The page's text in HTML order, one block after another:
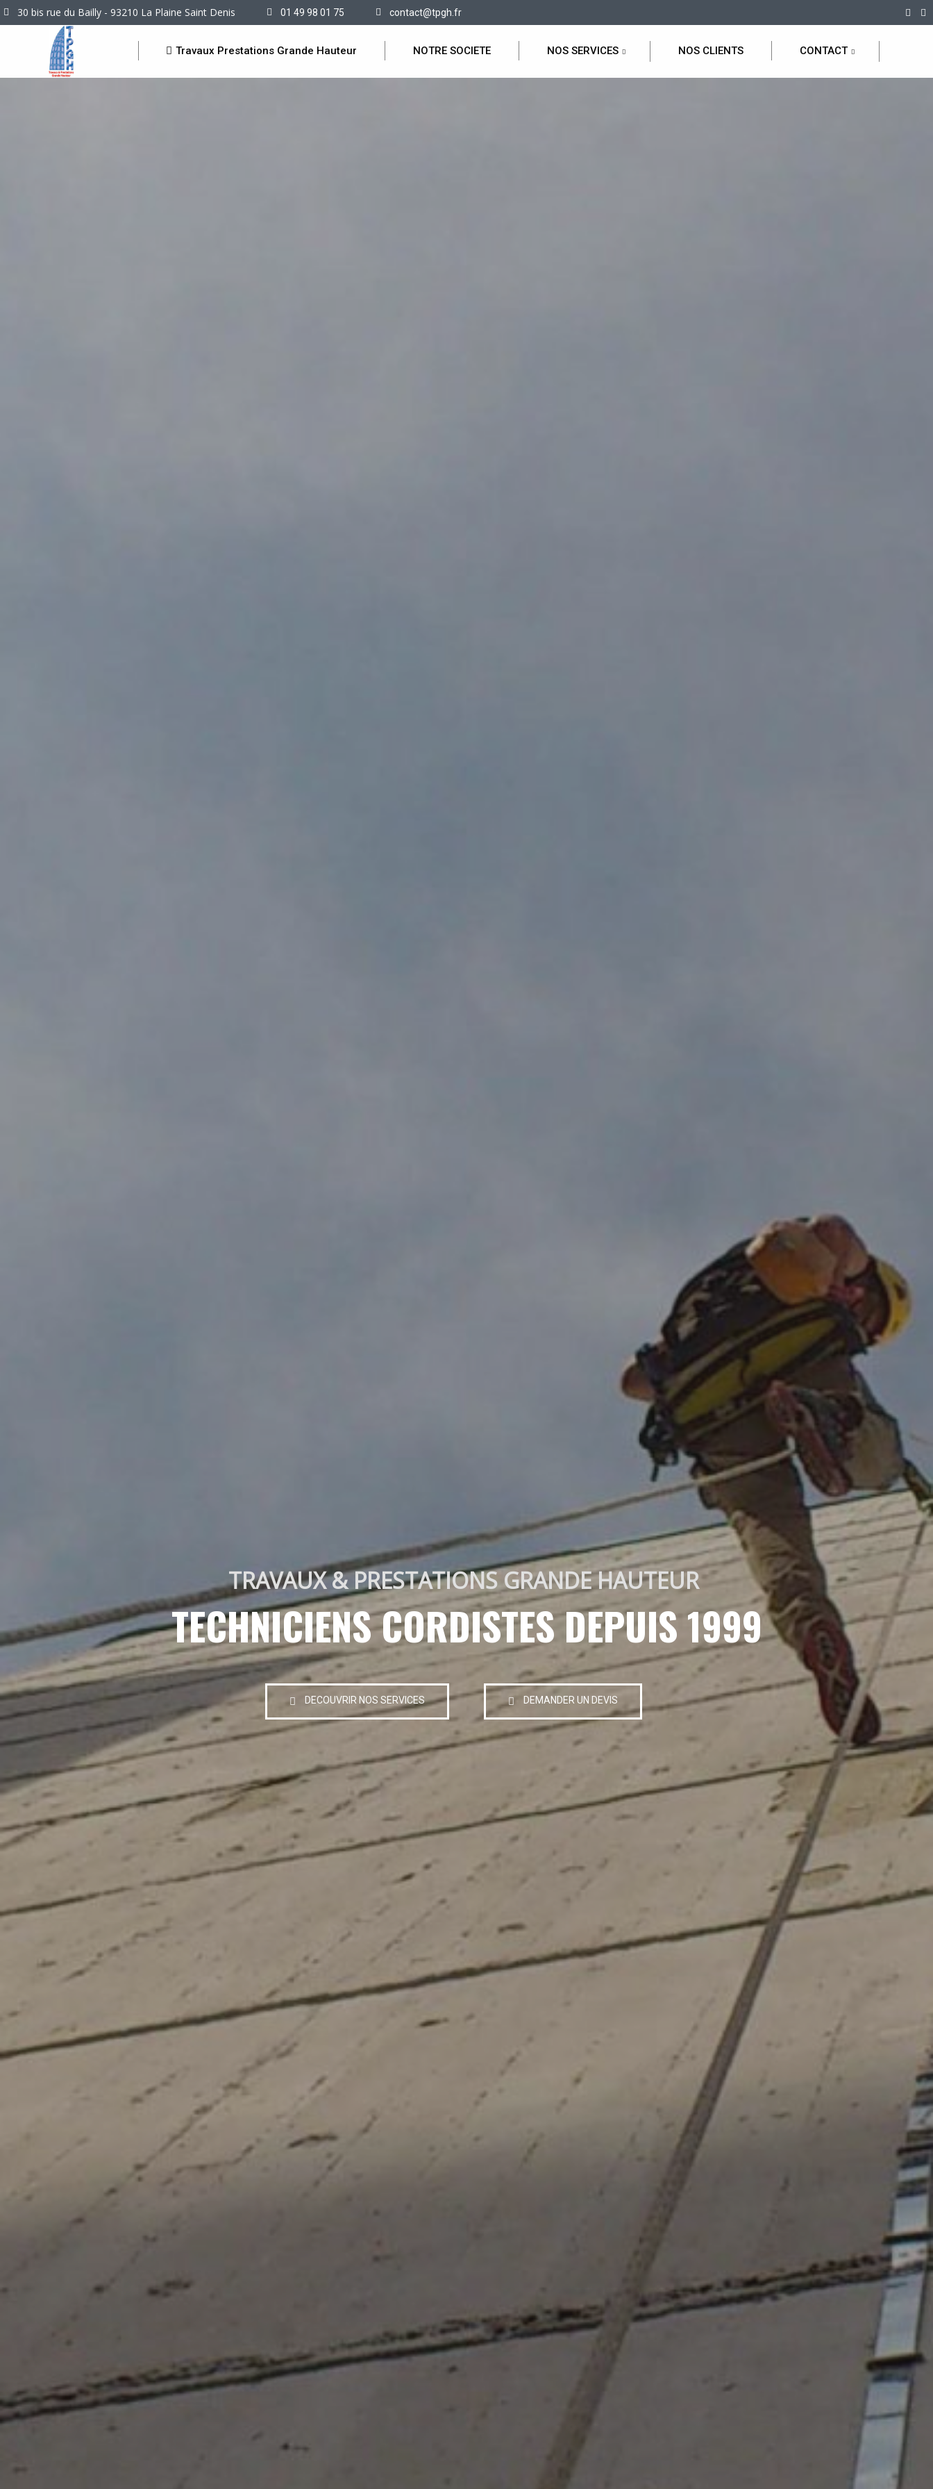
30 bis rue du Bailly - 93210 La Plaine Saint Denis 01 49 98 01 75 contact@tpgh.fr
Travaux Prestations Grande Hauteur NOTRE SOCIETE NOS SERVICES NOS CLIENTS CONTACT
TRAVAUX & PRESTATIONS GRANDE HAUTEUR
TECHNICIENS CORDISTES DEPUIS 1999
DECOUVRIR NOS SERVICES DEMANDER UN DEVIS